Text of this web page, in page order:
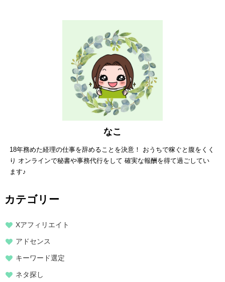
なこ
18年務めた経理の仕事を辞めることを決意！ おうちで稼ぐと腹をくく
り オンラインで秘書や事務代行をして 確実な報酬を得て過ごしてい
ます♪
カテゴリー
Xアフィリエイト
アドセンス
キーワード選定
ネタ探し